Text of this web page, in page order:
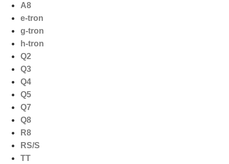
A8
e-tron
g-tron
h-tron
Q2
Q3
Q4
Q5
Q7
Q8
R8
RS/S
TT